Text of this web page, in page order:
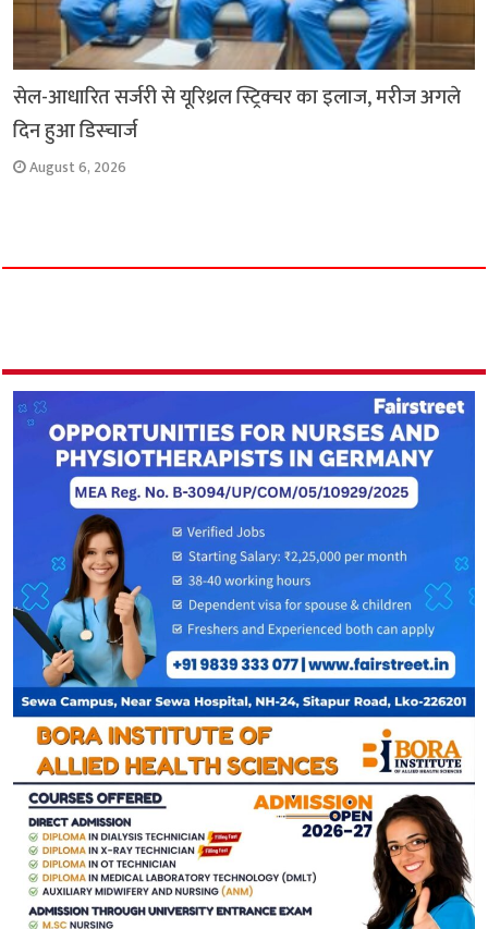
सेल-आधारित सर्जरी से यूरिथ्रल स्ट्रिक्चर का इलाज, मरीज अगले
दिन हुआ डिस्चार्ज
August 6, 2026